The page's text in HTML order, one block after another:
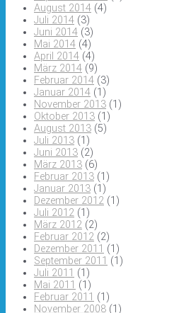
August 2014 (4)
Juli 2014 (3)
Juni 2014 (3)
Mai 2014 (4)
April 2014 (4)
März 2014 (9)
Februar 2014 (3)
Januar 2014 (1)
November 2013 (1)
Oktober 2013 (1)
August 2013 (5)
Juli 2013 (1)
Juni 2013 (2)
März 2013 (6)
Februar 2013 (1)
Januar 2013 (1)
Dezember 2012 (1)
Juli 2012 (1)
März 2012 (2)
Februar 2012 (2)
Dezember 2011 (1)
September 2011 (1)
Juli 2011 (1)
Mai 2011 (1)
Februar 2011 (1)
November 2008 (1)